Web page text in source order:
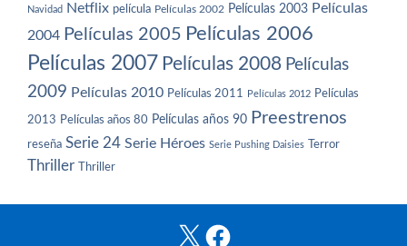
Navidad Netflix película Películas 2002 Películas 2003 Películas
2004 Películas 2005 Películas 2006
Películas 2007 Películas 2008 Películas
2009 Películas 2010 Películas 2011 Películas 2012 Películas
2013 Películas años 80 Películas años 90 Preestrenos
reseña Serie 24 Serie Héroes Serie Pushing Daisies Terror
Thriller Thriller
X Facebook